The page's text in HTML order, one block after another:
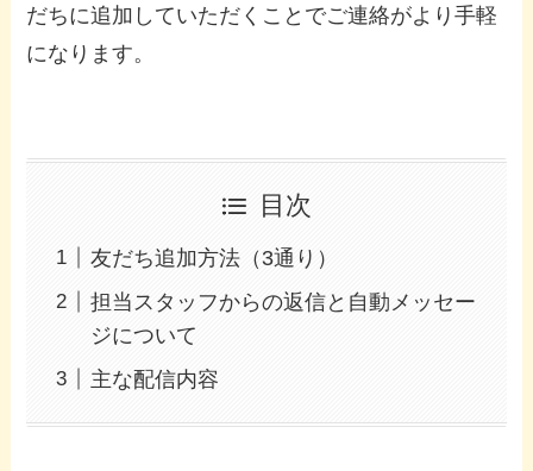
だちに追加していただくことでご連絡がより手軽
になります。
目次
友だち追加方法（3通り）
担当スタッフからの返信と自動メッセー
ジについて
主な配信内容